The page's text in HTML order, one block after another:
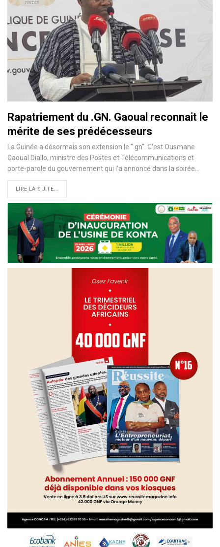
Rapatriement du .GN. Gaoual reconnait le
mérite de ses prédécesseurs
La Guinée a désormais son extension le ".gn". C'est Ousmane
Gaoual Diallo, ministre des Postes et Télécommunications et
porte-parole du gouvernement qui l'a annoncé dans la soirée…
LIRE LA SUITE...